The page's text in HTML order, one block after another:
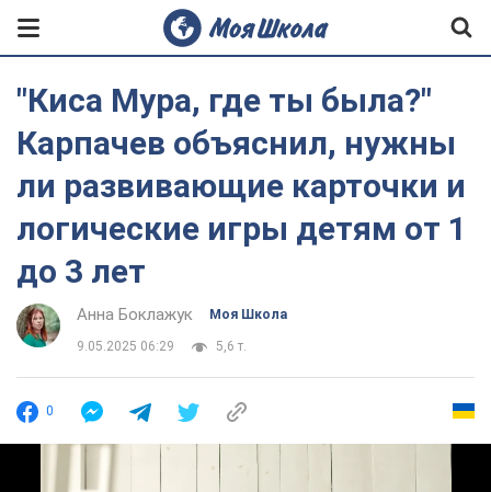
"Киса Мура, где ты была?"
Карпачев объяснил, нужны
ли развивающие карточки и
логические игры детям от 1
до 3 лет
Анна Боклажук Моя Школа
9.05.2025 06:29 5,6 т.
0